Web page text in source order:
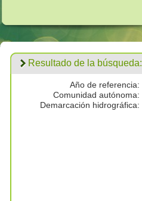
Resultado de la búsqueda:
Año de referencia:
Comunidad autónoma:
Demarcación hidrográfica: